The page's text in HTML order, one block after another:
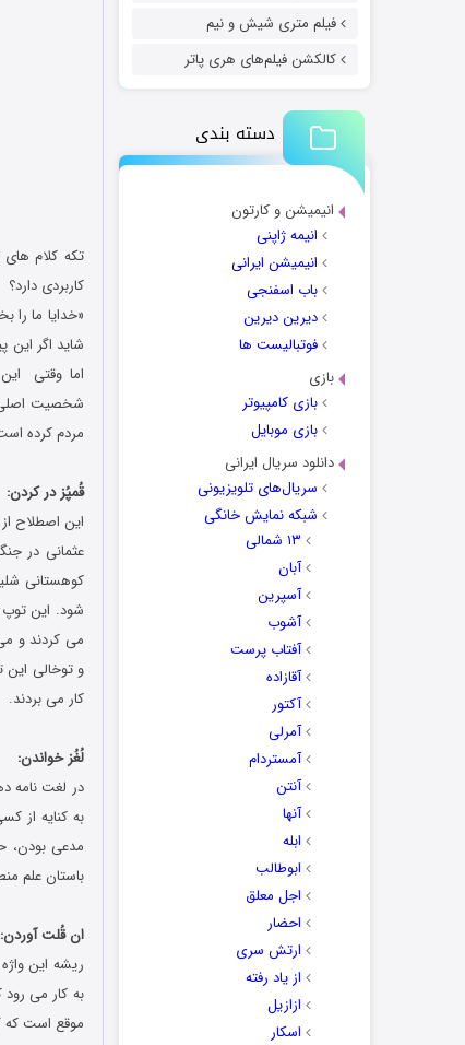
فیلم متری شیش و نیم
کالکشن فیلم‌های هری پاتر
دسته بندی
انیمیشن و کارتون
انیمه ژاپنی
انیمیشن ایرانی
باب اسفنجی
دیرین دیرین
فوتبالیست ها
بازی
بازی کامپیوتر
بازی موبایل
دانلود سریال ایرانی
سریال‌های تلویزیونی
شبکه نمایش خانگی
۱۳ شمالی
آبان
آسپرین
آشوب
آفتاب پرست
آقازاده
آکتور
آمرلی
آمستردام
آنتن
آنها
ابله
ابوطالب
اجل معلق
احضار
ارتش سری
از یاد رفته
ازازیل
اسکار
تکه کلام
کاربردی دارد؟
«خدایا ما را
شاید اگر
اما وقتی
شخصیت اصلی
مردم کرده
قُمپُز در کردن:
این اصطلاح
عثمانی در
کوهستانی
شود. این توپ
می کردند و
و توخالی این
کار می بردند.
لُغُز خواندن:
در لغت نامه
به کنایه از
مدعی بودن،
باستان علم
ان قُلت آوردن:
ریشه این
به کار می
موقع است که